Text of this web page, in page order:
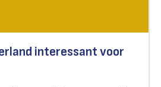
interessant voor